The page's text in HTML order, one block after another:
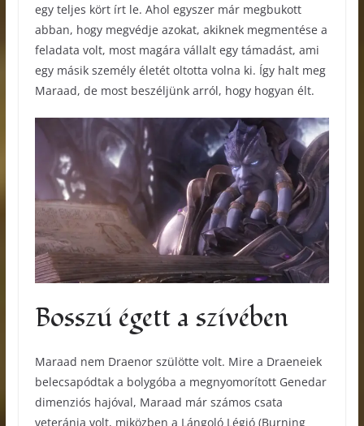
egy teljes kört írt le. Ahol egyszer már megbukott
abban, hogy megvédje azokat, akiknek megmentése a
feladata volt, most magára vállalt egy támadást, ami
egy másik személy életét oltotta volna ki. Így halt meg
Maraad, de most beszéljünk arról, hogy hogyan élt.
Bosszú égett a szívében
Maraad nem Draenor szülötte volt. Mire a Draeneiek
belecsapódtak a bolygóba a megnyomorított Genedar
dimenziós hajóval, Maraad már számos csata
veteránja volt, miközben a Lángoló Légió (Burning